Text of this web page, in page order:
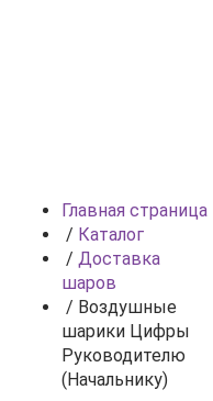
Главная страница
/ Каталог
/ Доставка
шаров
/ Воздушные
шарики Цифры
Руководителю
(Начальнику)